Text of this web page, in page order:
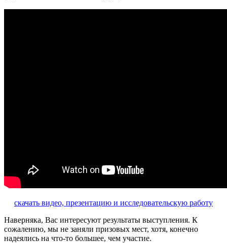
скачать видео, презентацию и исследовательскую работу
Наверняка, Вас интересуют результаты выступления. К
сожалению, мы не заняли призовых мест, хотя, конечно
надеялись на что-то большее, чем участие.